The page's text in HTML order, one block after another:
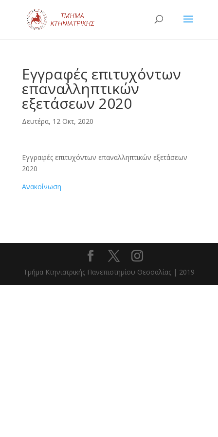
Εγγραφές επιτυχόντων
επαναλληπτικών
εξετάσεων 2020
Δευτέρα, 12 Οκτ, 2020
Εγγραφές επιτυχόντων επαναλληπτικών εξετάσεων
2020
Ανακοίνωση
Τμήμα Κτηνιατρικής Πανεπιστημίου Θεσσαλίας | 2019